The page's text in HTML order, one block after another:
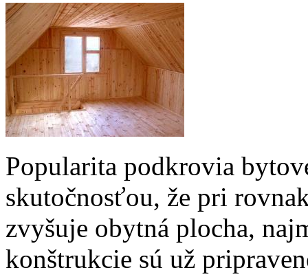
Popularita podkrovia
skutočnosťou, že pri
zvyšuje obytná plocha,
konštrukcie sú už